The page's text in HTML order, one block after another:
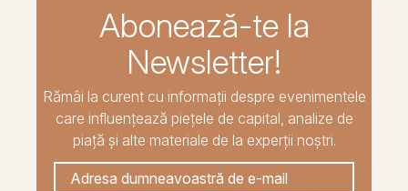
Abonează-te la
Newsletter!
Rămâi la curent cu informații despre evenimentele
care influențează piețele de capital, analize de
piață și alte materiale de la experții noștri.